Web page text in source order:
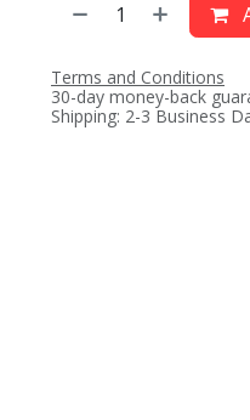
Terms and Conditions
30-day money-back
Shipping: 2-3 Business